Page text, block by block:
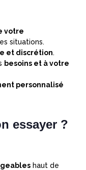
votre
situations.
et discrétion.
besoins et à votre
personnalisé
essayer ?
haut de